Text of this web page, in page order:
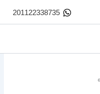
201122338735